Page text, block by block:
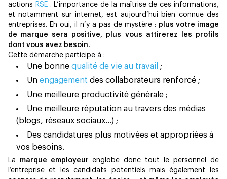
actions RSE . L’importance de la maîtrise de ces informations,
et notamment sur internet, est aujourd’hui bien connue des
entreprises. Eh oui, il n’y a pas de mystère : plus votre image
de marque sera positive, plus vous attirerez les profils
dont vous avez besoin.
Cette démarche participe à :
Une bonne qualité de vie au travail ;
Un engagement des collaborateurs renforcé ;
Une meilleure productivité générale ;
Une meilleure réputation au travers des médias
(blogs, réseaux sociaux…) ;
Des candidatures plus motivées et appropriées à
vos besoins.
La marque employeur englobe donc tout le personnel de
l’entreprise et les candidats potentiels mais également les